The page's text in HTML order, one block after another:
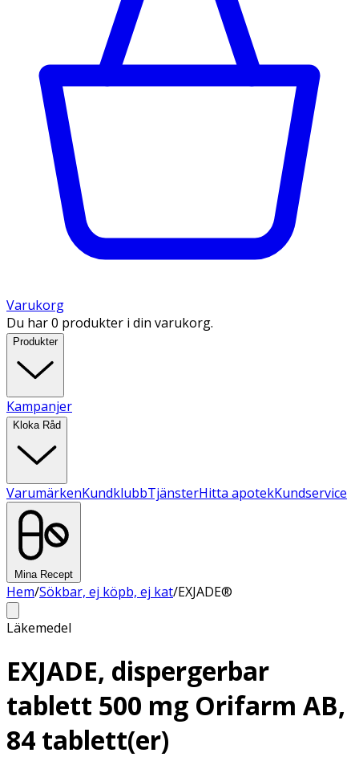
Varukorg
Du har 0 produkter i din varukorg.
Produkter
Kampanjer
Kloka Råd
VarumärkenKundklubbTjänsterHitta apotekKundservice
Mina Recept
Hem/Sökbar, ej köpb, ej kat/EXJADE®
Läkemedel
EXJADE, dispergerbar
tablett 500 mg Orifarm AB,
84 tablett(er)